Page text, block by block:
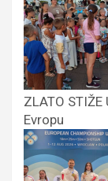
ZLATO
Evropu